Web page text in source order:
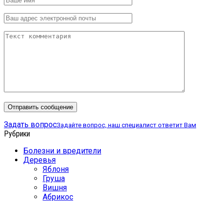
Задать вопросЗадайте вопрос, наш специалист ответит Вам
Рубрики
Болезни и вредители
Деревья
Яблоня
Груша
Вишня
Абрикос